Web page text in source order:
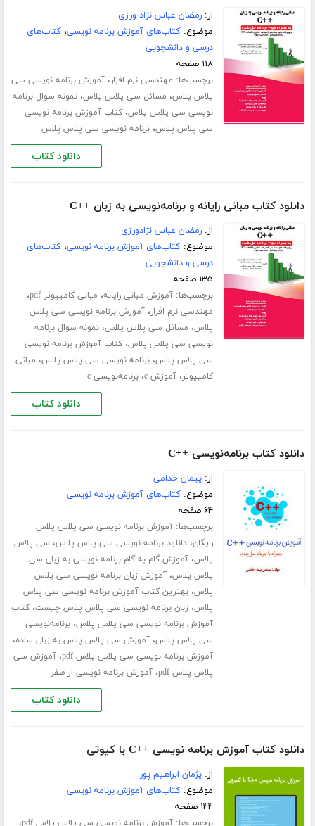
از:رمضان عباس نژاد ورزی
موضوع:کتاب‌های آموزش برنامه نویسی،کتاب‌های
درسی و دانشجویی
۱۱۸ صفحه
برچسب‌ها: مهندسی نرم افزار،آموزش برنامه نویسی سی
پلاس پلاس، مسائل سی پلاس پلاس،نمونه سوال برنامه
نویسی سی پلاس پلاس،کتاب آموزش برنامه نویسی
سی پلاس پلاس،برنامه نویسی سی پلاس پلاس
دانلود کتاب
دانلود کتاب مبانی رایانه و برنامه‌نویسی به زبان ++C
از:رمضان عباس نژادورزی
موضوع:کتاب‌های آموزش برنامه نویسی،کتاب‌های
درسی و دانشجویی
۱۳۵ صفحه
برچسب‌ها:آموزش مبانی رایانه، مبانی کامپیوتر pdf ،
مهندسی نرم افزار،آموزش برنامه نویسی سی پلاس
پلاس، مسائل سی پلاس پلاس،نمونه سوال برنامه
نویسی سی پلاس پلاس،کتاب آموزش برنامه نویسی
سی پلاس پلاس،برنامه نویسی سی پلاس پلاس، مبانی
کامپیوتر،آموزش c ،برنامه‌نویسی c
دانلود کتاب
دانلود کتاب برنامه‌نویسی ++C
از:پیمان خدامی
موضوع:کتاب‌های آموزش برنامه نویسی
۶۴ صفحه
برچسب‌ها:آموزش برنامه نویسی سی پلاس پلاس
رایگان،دانلود برنامه نویسی سی پلاس پلاس، سی پلاس
پلاس،آموزش گام به گام برنامه نویسی به زبان سی
پلاس پلاس،آموزش زبان برنامه نویسی سی پلاس
پلاس،بهترین کتاب آموزش برنامه نویسی سی پلاس
پلاس، زبان برنامه نویسی سی پلاس پلاس چیست،کتاب
آموزش برنامه نویسی سی پلاس پلاس،برنامه‌نویسی
سی پلاس پلاس،آموزش سی پلاس پلاس به زبان ساده،
آموزش برنامه نویسی سی پلاس پلاس pdf ،آموزش سی
پلاس پلاس pdf
،آموزش برنامه نویسی از صفر
دانلود کتاب
دانلود کتاب آموزش برنامه نویسی ++C با کیوتی
از:پژمان ابراهیم پور
موضوع:کتاب‌های آموزش برنامه نویسی
۱۴۴ صفحه
برچسب‌ها:آموزش برنامه نویسی سی پلاس پلاس pdf ،